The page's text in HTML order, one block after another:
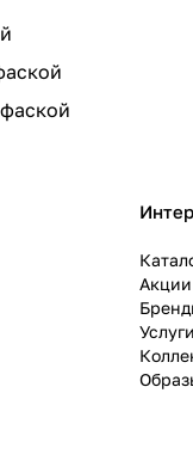
Акции
Услуги